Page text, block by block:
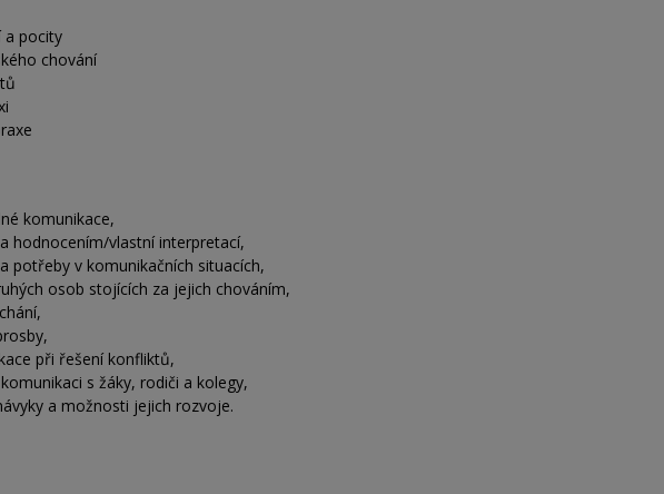
a pocity
chování
komunikace,
hodnocením/vlastní interpretací,
potřeby v komunikačních situacích,
osob stojících za jejich chováním,
při řešení konfliktů,
s žáky, rodiči a kolegy,
a možnosti jejich rozvoje.